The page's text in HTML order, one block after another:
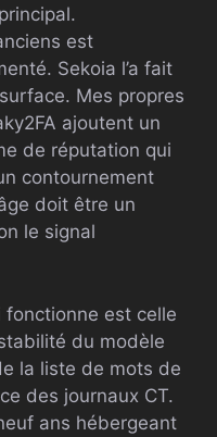
est
Sekoia l’a fait
Mes propres
ajoutent un
de réputation qui
contournement
doit être un
le signal
est celle
du modèle
la liste de mots de
des journaux CT.
ans hébergeant